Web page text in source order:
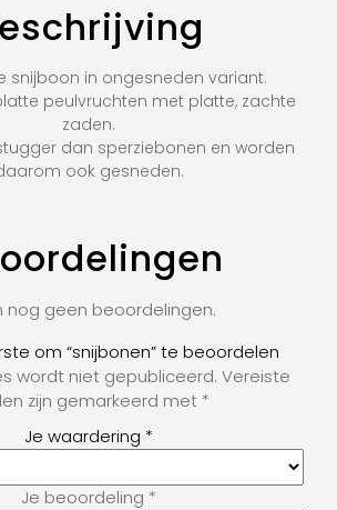
snijboon in ongesneden variant.
peulvruchten met platte, zachte
zaden.
dan sperziebonen en worden
ook gesneden.
nog geen beoordelingen.
om “snijbonen” te beoordelen
wordt niet gepubliceerd. Vereiste
zijn gemarkeerd met *
Je waardering *
Je beoordeling *